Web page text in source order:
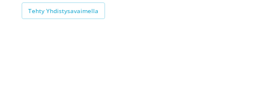
Tehty Yhdistysavaimella